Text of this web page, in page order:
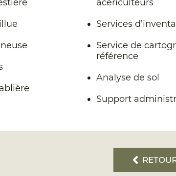
acériculteurs
Services
Service de
référence
Analyse de sol
Support